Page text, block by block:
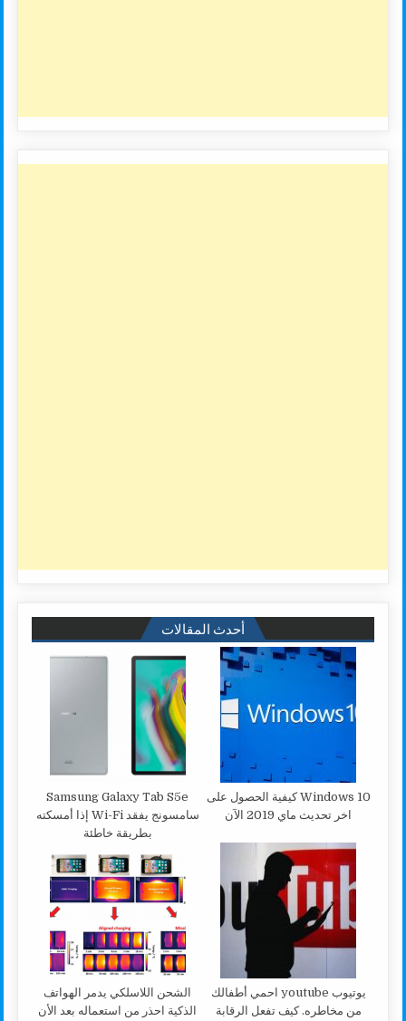
أحدث المقالات
Windows 10 كيفية الحصول على
اخر تحديث ماي 2019 الآن
Samsung Galaxy Tab S5e
سامسونج يفقد Wi-Fi إذا أمسكته
بطريقة خاطئة
يوتيوب youtube احمي أطفالك
من مخاطره. كيف تفعل الرقابة
الشحن اللاسلكي يدمر الهواتف
الذكية احذر من استعماله بعد الأن